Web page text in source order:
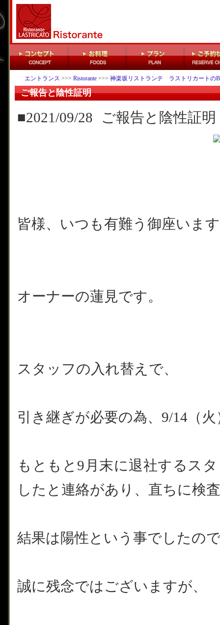
エントランス >>> Ristorante >>> 神楽坂リストランテ ラストリカートの
ご報告と陰性証明
■2021/09/28 ご報告と陰性証明
皆様、いつも有難う御座いま
オーナーの蓮見です。
スタッフの入れ替えで、
引き継ぎが必要の為、9/14（
もともと9月末に退社するス
したと連絡があり、直ちに検
結果は陽性という事でしたの
誠に残念ではございますが、